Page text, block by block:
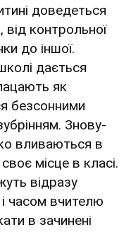
доведеться
від контрольної
до іншої.
дається
як
безсонними
Знову-
вливаються в
місце в класі.
відразу
часом вчителю
в зачинені